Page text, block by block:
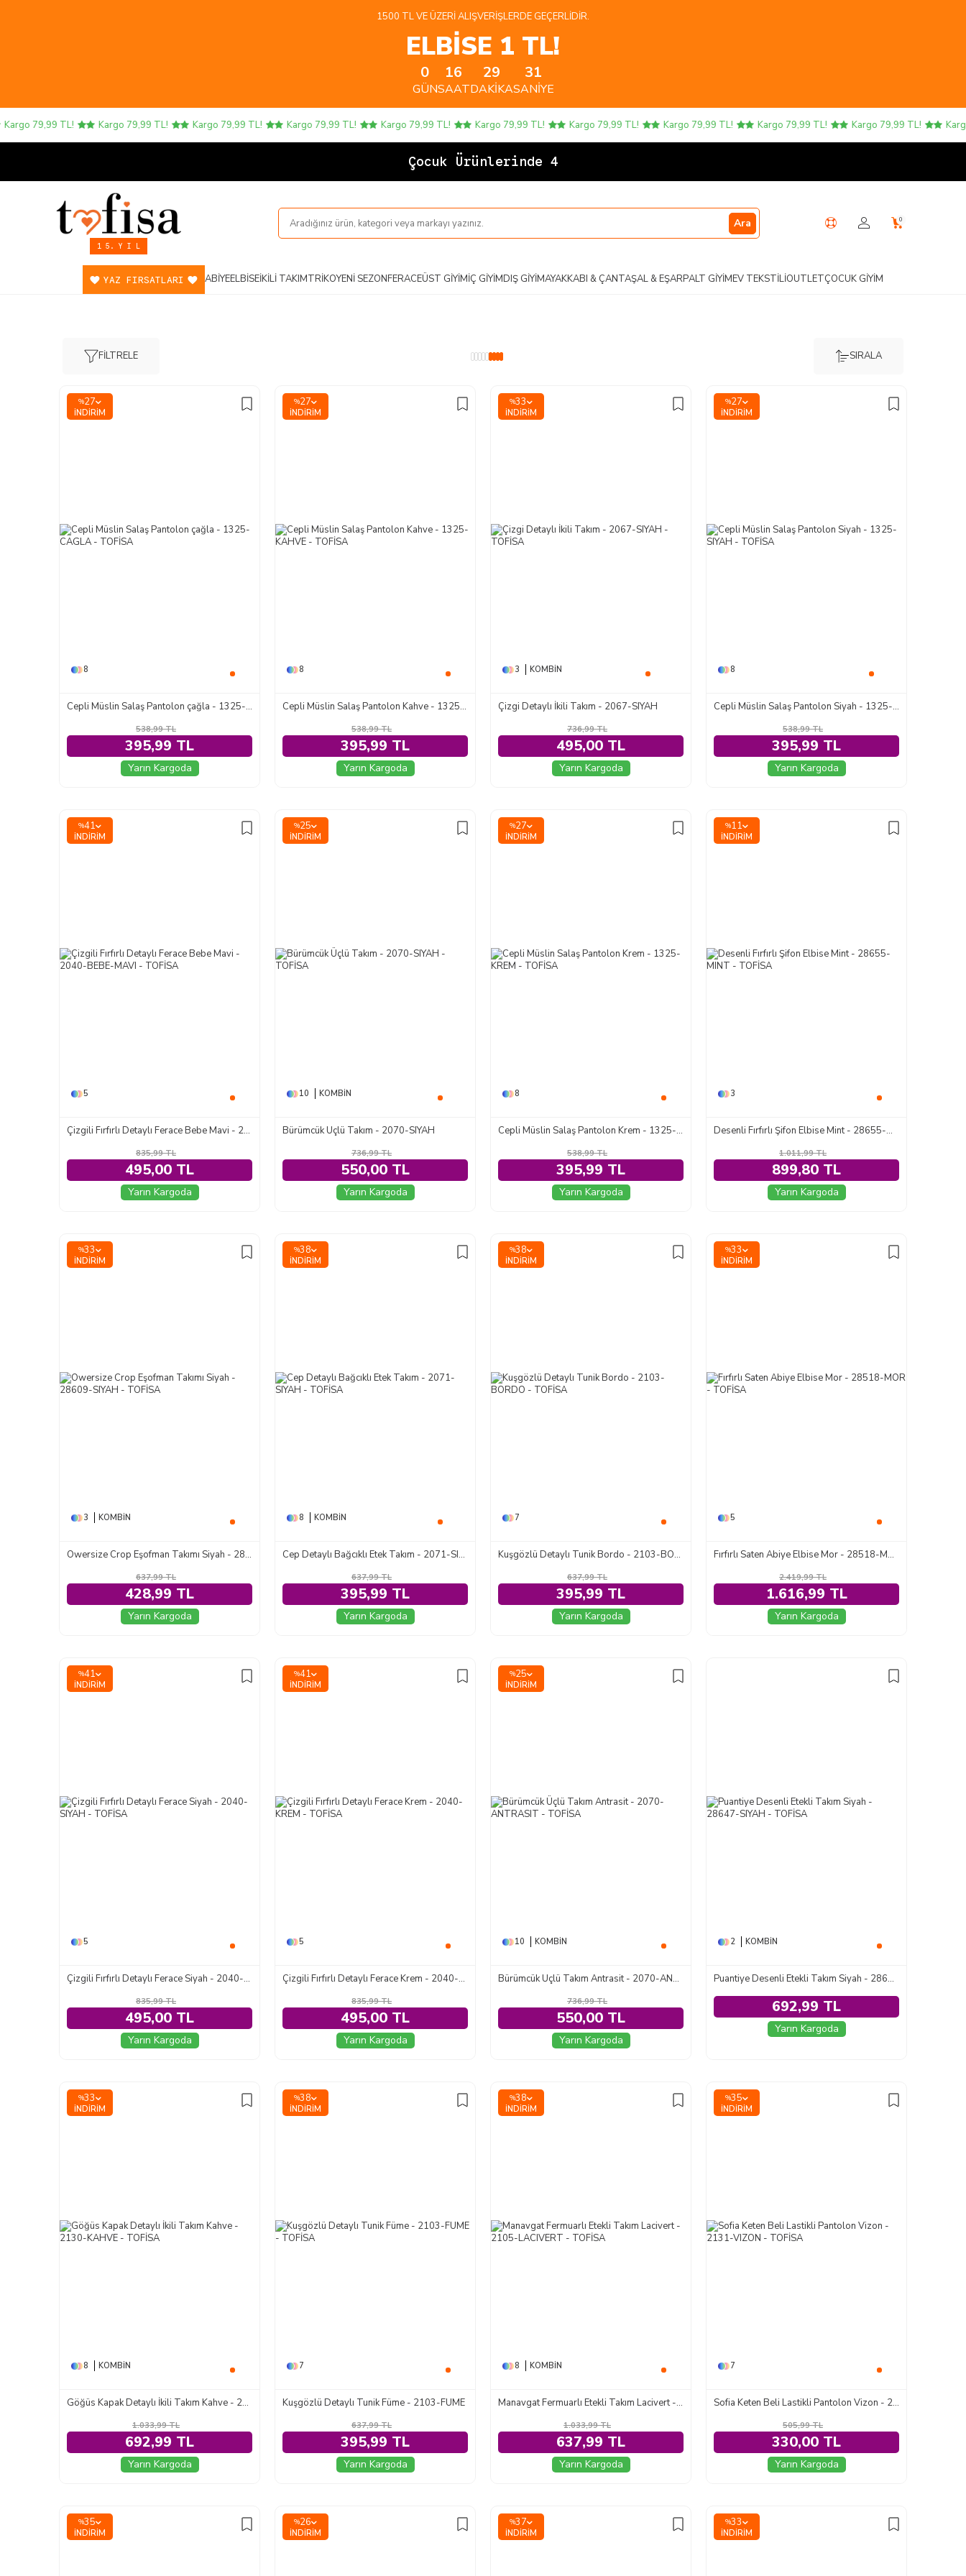
1500 TL VE ÜZERI ALIŞVERIŞLERDE GEÇERLIDIR.
ELBİSE 1 TL!
0
GÜN
16
SAAT
29
DAKIKA
30
SANIYE
TL! Kargo 79,99 TL! Kargo 79,99 TL! Kargo 79,99 TL! Kargo 79,99 TL! Kargo 79,99 TL! Kargo 79,99 TL! Kargo 79,99 TL! Kargo 79,99 TL! Kargo 79,99 TL! Kargo 79,99 TL!
Çocuk Ürünlerinde 4 AL 3 ÖDE!
1 5. Y I L
Ara 0
YAZ FIRSATLARI ABIYEELBISEİKILI TAKIMTRIKOYENI SEZONFERACEÜST GIYIMİÇ GIYIMDIŞ GIYIMAYAKKABI & ÇANTAŞAL & EŞARPALT GIYIMEV TEKSTILIOUTLETÇOCUK GIYIM
FILTRELE SIRALA
%27
İNDIRIM
8
Cepli Müslin Salaş Pantolon çağla - 1325-CAGLA
538,99TL
395,99 TL
Yarın Kargoda
%27
İNDIRIM
8
Cepli Müslin Salaş Pantolon Kahve - 1325-KAHVE
538,99TL
395,99 TL
Yarın Kargoda
%33
İNDIRIM
3 KOMBIN
Çizgi Detaylı İkili Takım - 2067-SIYAH
736,99TL
495,00 TL
Yarın Kargoda
%27
İNDIRIM
8
Cepli Müslin Salaş Pantolon Siyah - 1325-SIYAH
538,99TL
395,99 TL
Yarın Kargoda
%41
İNDIRIM
5
Çizgili Fırfırlı Detaylı Ferace Bebe Mavi - 2040-BEBE-MAVI
835,99TL
495,00 TL
Yarın Kargoda
%25
İNDIRIM
10 KOMBIN
Bürümcük Üçlü Takım - 2070-SIYAH
736,99TL
550,00 TL
Yarın Kargoda
%27
İNDIRIM
8
Cepli Müslin Salaş Pantolon Krem - 1325-KREM
538,99TL
395,99 TL
Yarın Kargoda
%11
İNDIRIM
3
Desenli Fırfırlı Şifon Elbise Mint - 28655-MINT
1.011,99TL
899,80 TL
Yarın Kargoda
%33
İNDIRIM
3 KOMBIN
Owersize Crop Eşofman Takımı Siyah - 28609-SIYAH
637,99TL
428,99 TL
Yarın Kargoda
%38
İNDIRIM
8 KOMBIN
Cep Detaylı Bağcıklı Etek Takım - 2071-SIYAH
637,99TL
395,99 TL
Yarın Kargoda
%38
İNDIRIM
7
Kuşgözlü Detaylı Tunik Bordo - 2103-BORDO
637,99TL
395,99 TL
Yarın Kargoda
%33
İNDIRIM
5
Fırfırlı Saten Abiye Elbise Mor - 28518-MOR
2.419,99TL
1.616,99 TL
Yarın Kargoda
%41
İNDIRIM
5
Çizgili Fırfırlı Detaylı Ferace Siyah - 2040-SIYAH
835,99TL
495,00 TL
Yarın Kargoda
%41
İNDIRIM
5
Çizgili Fırfırlı Detaylı Ferace Krem - 2040-KREM
835,99TL
495,00 TL
Yarın Kargoda
%25
İNDIRIM
10 KOMBIN
Bürümcük Üçlü Takım Antrasit - 2070-ANTRASIT
736,99TL
550,00 TL
Yarın Kargoda
2 KOMBIN
Puantiye Desenli Etekli Takım Siyah - 28647-SIYAH
692,99 TL
Yarın Kargoda
%33
İNDIRIM
8 KOMBIN
Göğüs Kapak Detaylı İkili Takım Kahve - 2130-KAHVE
1.033,99TL
692,99 TL
Yarın Kargoda
%38
İNDIRIM
7
Kuşgözlü Detaylı Tunik Füme - 2103-FUME
637,99TL
395,99 TL
Yarın Kargoda
%38
İNDIRIM
8 KOMBIN
Manavgat Fermuarlı Etekli Takım Lacivert - 2105-LACIVERT
1.033,99TL
637,99 TL
Yarın Kargoda
%35
İNDIRIM
7
Sofia Keten Beli Lastikli Pantolon Vizon - 2131-VIZON
505,99TL
330,00 TL
Yarın Kargoda
%35
İNDIRIM
%26
İNDIRIM
%37
İNDIRIM
%33
İNDIRIM